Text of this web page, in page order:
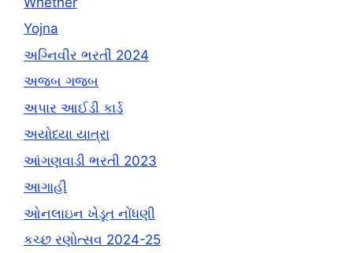
Yojna
અગ્નિવીર ભરતી 2024
અજબ ગજબ
અપાર આઈડી કાર્ડ
અયોધ્યા યાત્રા
આંગણવાડી ભરતી 2023
આગાહી
ઓનલાઇન ખેડૂત નોંધણી
કચ્છ રણોત્સવ 2024-25